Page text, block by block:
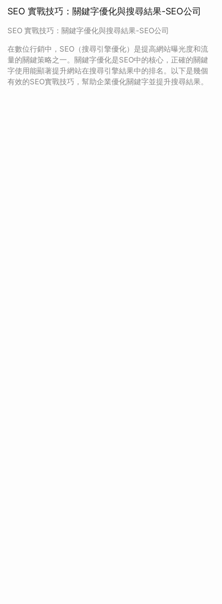
SEO 實戰技巧：關鍵字優化與搜尋結果-SEO公司
SEO 實戰技巧：關鍵字優化與搜尋結果-SEO公司
在數位行銷中，SEO（搜尋引擎優化）是提高網站曝光度和流
量的關鍵策略之一。關鍵字優化是SEO中的核心，正確的關鍵
字使用能顯著提升網站在搜尋引擎結果中的排名。以下是幾個
有效的SEO實戰技巧，幫助企業優化關鍵字並提升搜尋結果。